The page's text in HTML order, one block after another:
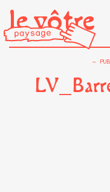
le vôtre